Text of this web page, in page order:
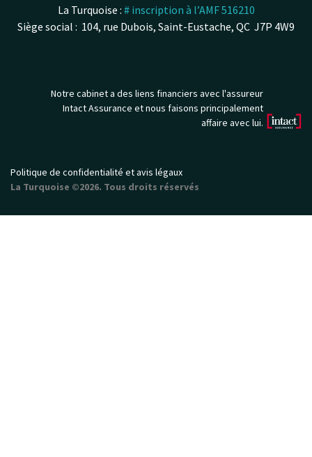
La Turquoise : # inscription à l’AMF 516210
Siège social : 104, rue Dubois, Saint-Eustache, QC J7P 4W9
Politique de confidentialité et avis légaux
La Turquoise ©2026. Tous droits réservés
Notre cabinet a des liens financiers avec l'assureur
Intact Assurance et nous faisons principalement
affaire avec lui.